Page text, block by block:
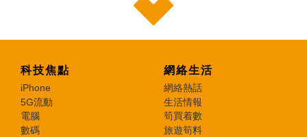
科技焦點
iPhone
5G流動
電腦
數碼
網絡生活
網絡熱話
生活情報
筍買着數
旅遊筍料